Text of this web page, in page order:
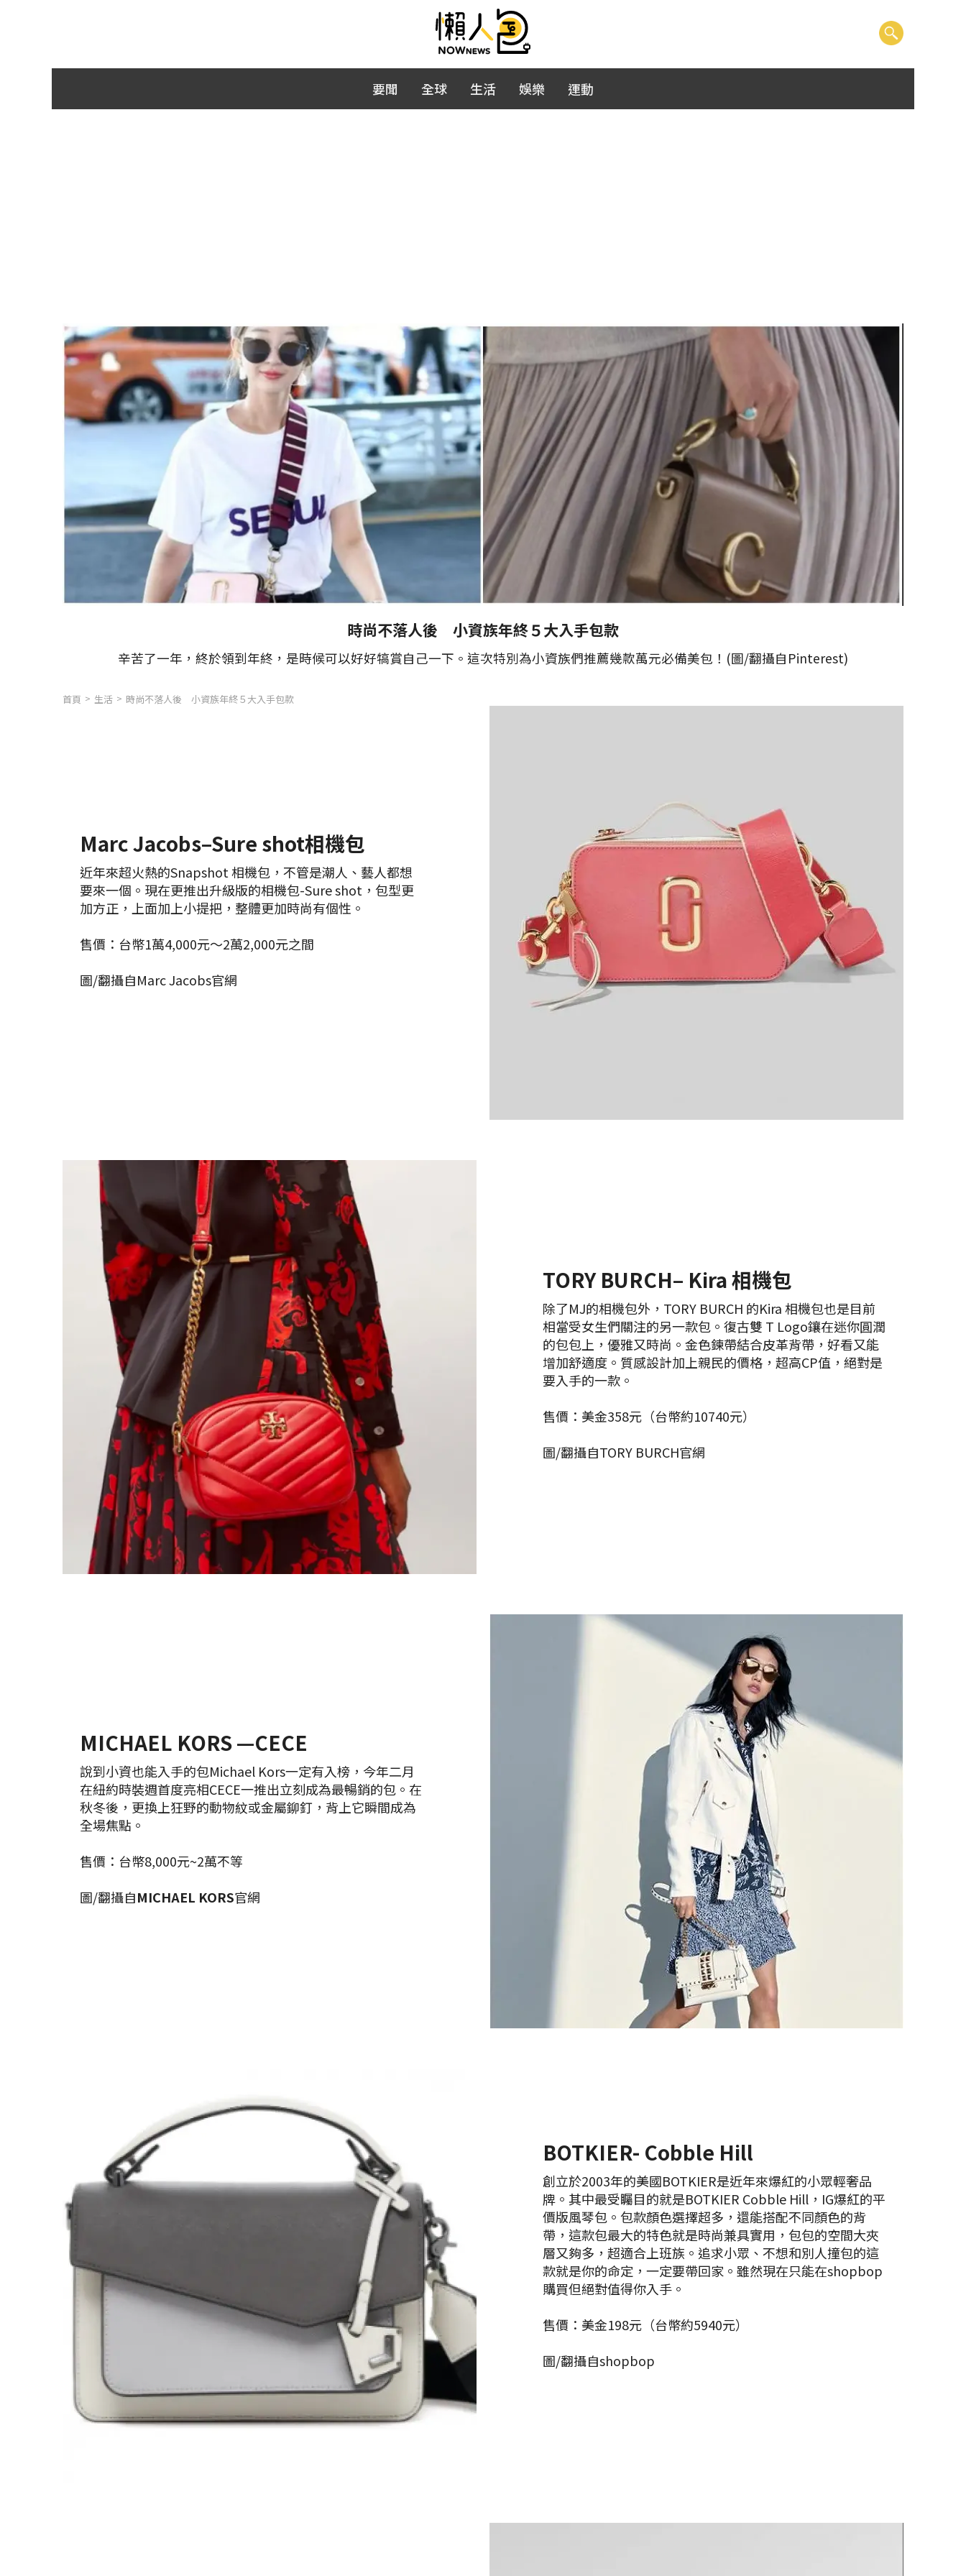
要聞 全球 生活 娛樂 運動
時尚不落人後 小資族年終５大入手包款
辛苦了一年，終於領到年終，是時候可以好好犒賞自己一下。這次特別為小資族們推薦幾款萬元必備美包！(圖/翻攝自Pinterest)
首頁 生活 時尚不落人後 小資族年終５大入手包款
Marc Jacobs–Sure shot相機包
近年來超火熱的Snapshot 相機包，不管是潮人、藝人都想
要來一個。現在更推出升級版的相機包-Sure shot，包型更
加方正，上面加上小提把，整體更加時尚有個性。
售價：台幣1萬4,000元～2萬2,000元之間
圖/翻攝自Marc Jacobs官網
TORY BURCH– Kira 相機包
除了MJ的相機包外，TORY BURCH 的Kira 相機包也是目前
相當受女生們關注的另一款包。復古雙 T Logo鑲在迷你圓潤
的包包上，優雅又時尚。金色鍊帶結合皮革背帶，好看又能
增加舒適度。質感設計加上親民的價格，超高CP值，絕對是
要入手的一款。
售價：美金358元（台幣約10740元）
圖/翻攝自TORY BURCH官網
MICHAEL KORS —CECE
說到小資也能入手的包Michael Kors一定有入榜，今年二月
在紐約時裝週首度亮相CECE一推出立刻成為最暢銷的包。在
秋冬後，更換上狂野的動物紋或金屬鉚釘，背上它瞬間成為
全場焦點。
售價：台幣8,000元~2萬不等
圖/翻攝自MICHAEL KORS官網
BOTKIER- Cobble Hill
創立於2003年的美國BOTKIER是近年來爆紅的小眾輕奢品
牌。其中最受矚目的就是BOTKIER Cobble Hill，IG爆紅的平
價版風琴包。包款顏色選擇超多，還能搭配不同顏色的背
帶，這款包最大的特色就是時尚兼具實用，包包的空間大夾
層又夠多，超適合上班族。追求小眾、不想和別人撞包的這
款就是你的命定，一定要帶回家。雖然現在只能在shopbop
購買但絕對值得你入手。
售價：美金198元（台幣約5940元）
圖/翻攝自shopbop